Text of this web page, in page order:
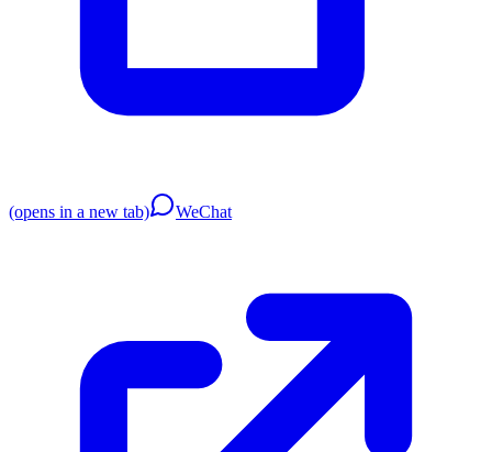
(opens in a new tab) WeChat